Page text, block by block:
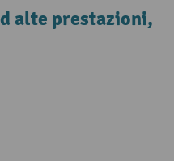
alte prestazioni,